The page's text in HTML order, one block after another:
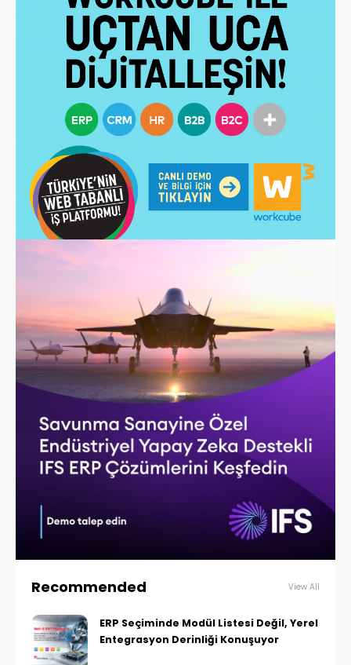
Recommended View All
ERP Seçiminde Modül Listesi Değil, Yerel
Entegrasyon Derinliği Konuşuyor